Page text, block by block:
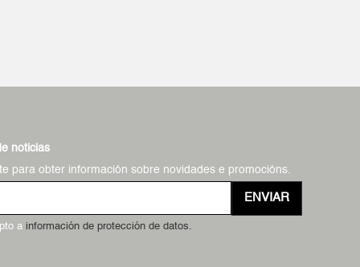
noticias
para obter información sobre novidades e promocións.
ENVIAR
a información de protección de datos.